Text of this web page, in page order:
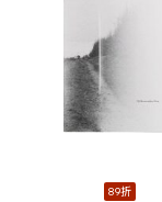
89折